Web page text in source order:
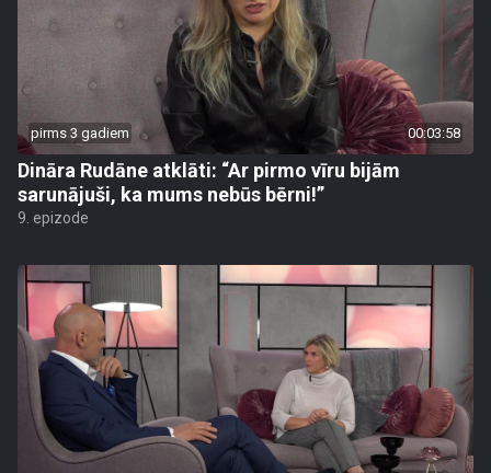
pirms 3 gadiem 00:03:58
Dināra Rudāne atklāti: “Ar pirmo vīru bijām
sarunājuši, ka mums nebūs bērni!”
9. epizode